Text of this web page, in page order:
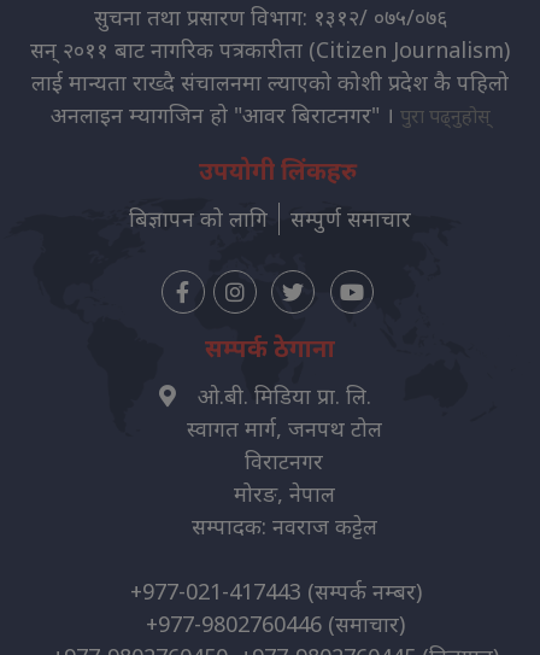
सुचना तथा प्रसारण विभाग: १३१२/ ०७५/०७६
सन् २०११ बाट नागरिक पत्रकारीता (Citizen Journalism)
लाई मान्यता राख्दै संचालनमा ल्याएको कोशी प्रदेश कै पहिलो
अनलाइन म्यागजिन हो "आवर बिराटनगर" । पुरा पढ्नुहोस्
उपयोगी लिंकहरु
बिज्ञापन को लागि सम्पुर्ण समाचार
सम्पर्क ठेगाना
ओ.बी. मिडिया प्रा. लि.
स्वागत मार्ग, जनपथ टोल
विराटनगर
मोरङ, नेपाल
सम्पादक: नवराज कट्टेल
+977-021-417443 (सम्पर्क नम्बर)
+977-9802760446 (समाचार)